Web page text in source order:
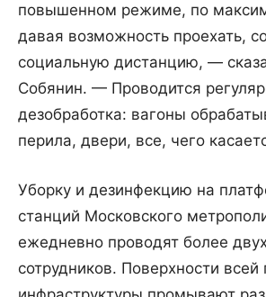
повышенном режиме, по
давая возможность проехать,
социальную дистанцию, —
Собянин. — Проводится
дезобработка: вагоны
перила, двери, все, чего
Уборку и дезинфекцию на
станций Московского
ежедневно проводят более
сотрудников. Поверхности всей